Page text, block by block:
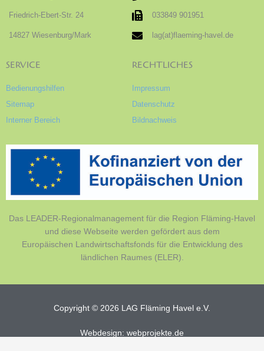
Friedrich-Ebert-Str. 24
14827 Wiesenburg/Mark
033849 901951
lag(at)flaeming-havel.de
SERVICE
Bedienungshilfen
Sitemap
Interner Bereich
RECHTLICHES
Impressum
Datenschutz
Bildnachweis
Das LEADER-Regionalmanagement für die Region Fläming-Havel
und diese Webseite werden gefördert aus dem
Europäischen Landwirtschaftsfonds für die Entwicklung des
ländlichen Raumes (ELER).
Copyright © 2026 LAG Fläming Havel e.V.
Webdesign: webprojekte.de